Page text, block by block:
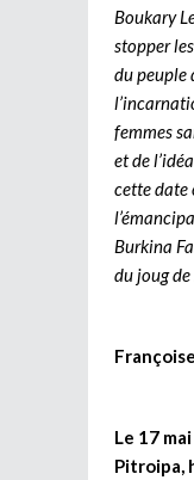
Boukary
stopper
du peuple
femmes
et de
cette date
Burkina
du joug
Le 17
Pitroipa,